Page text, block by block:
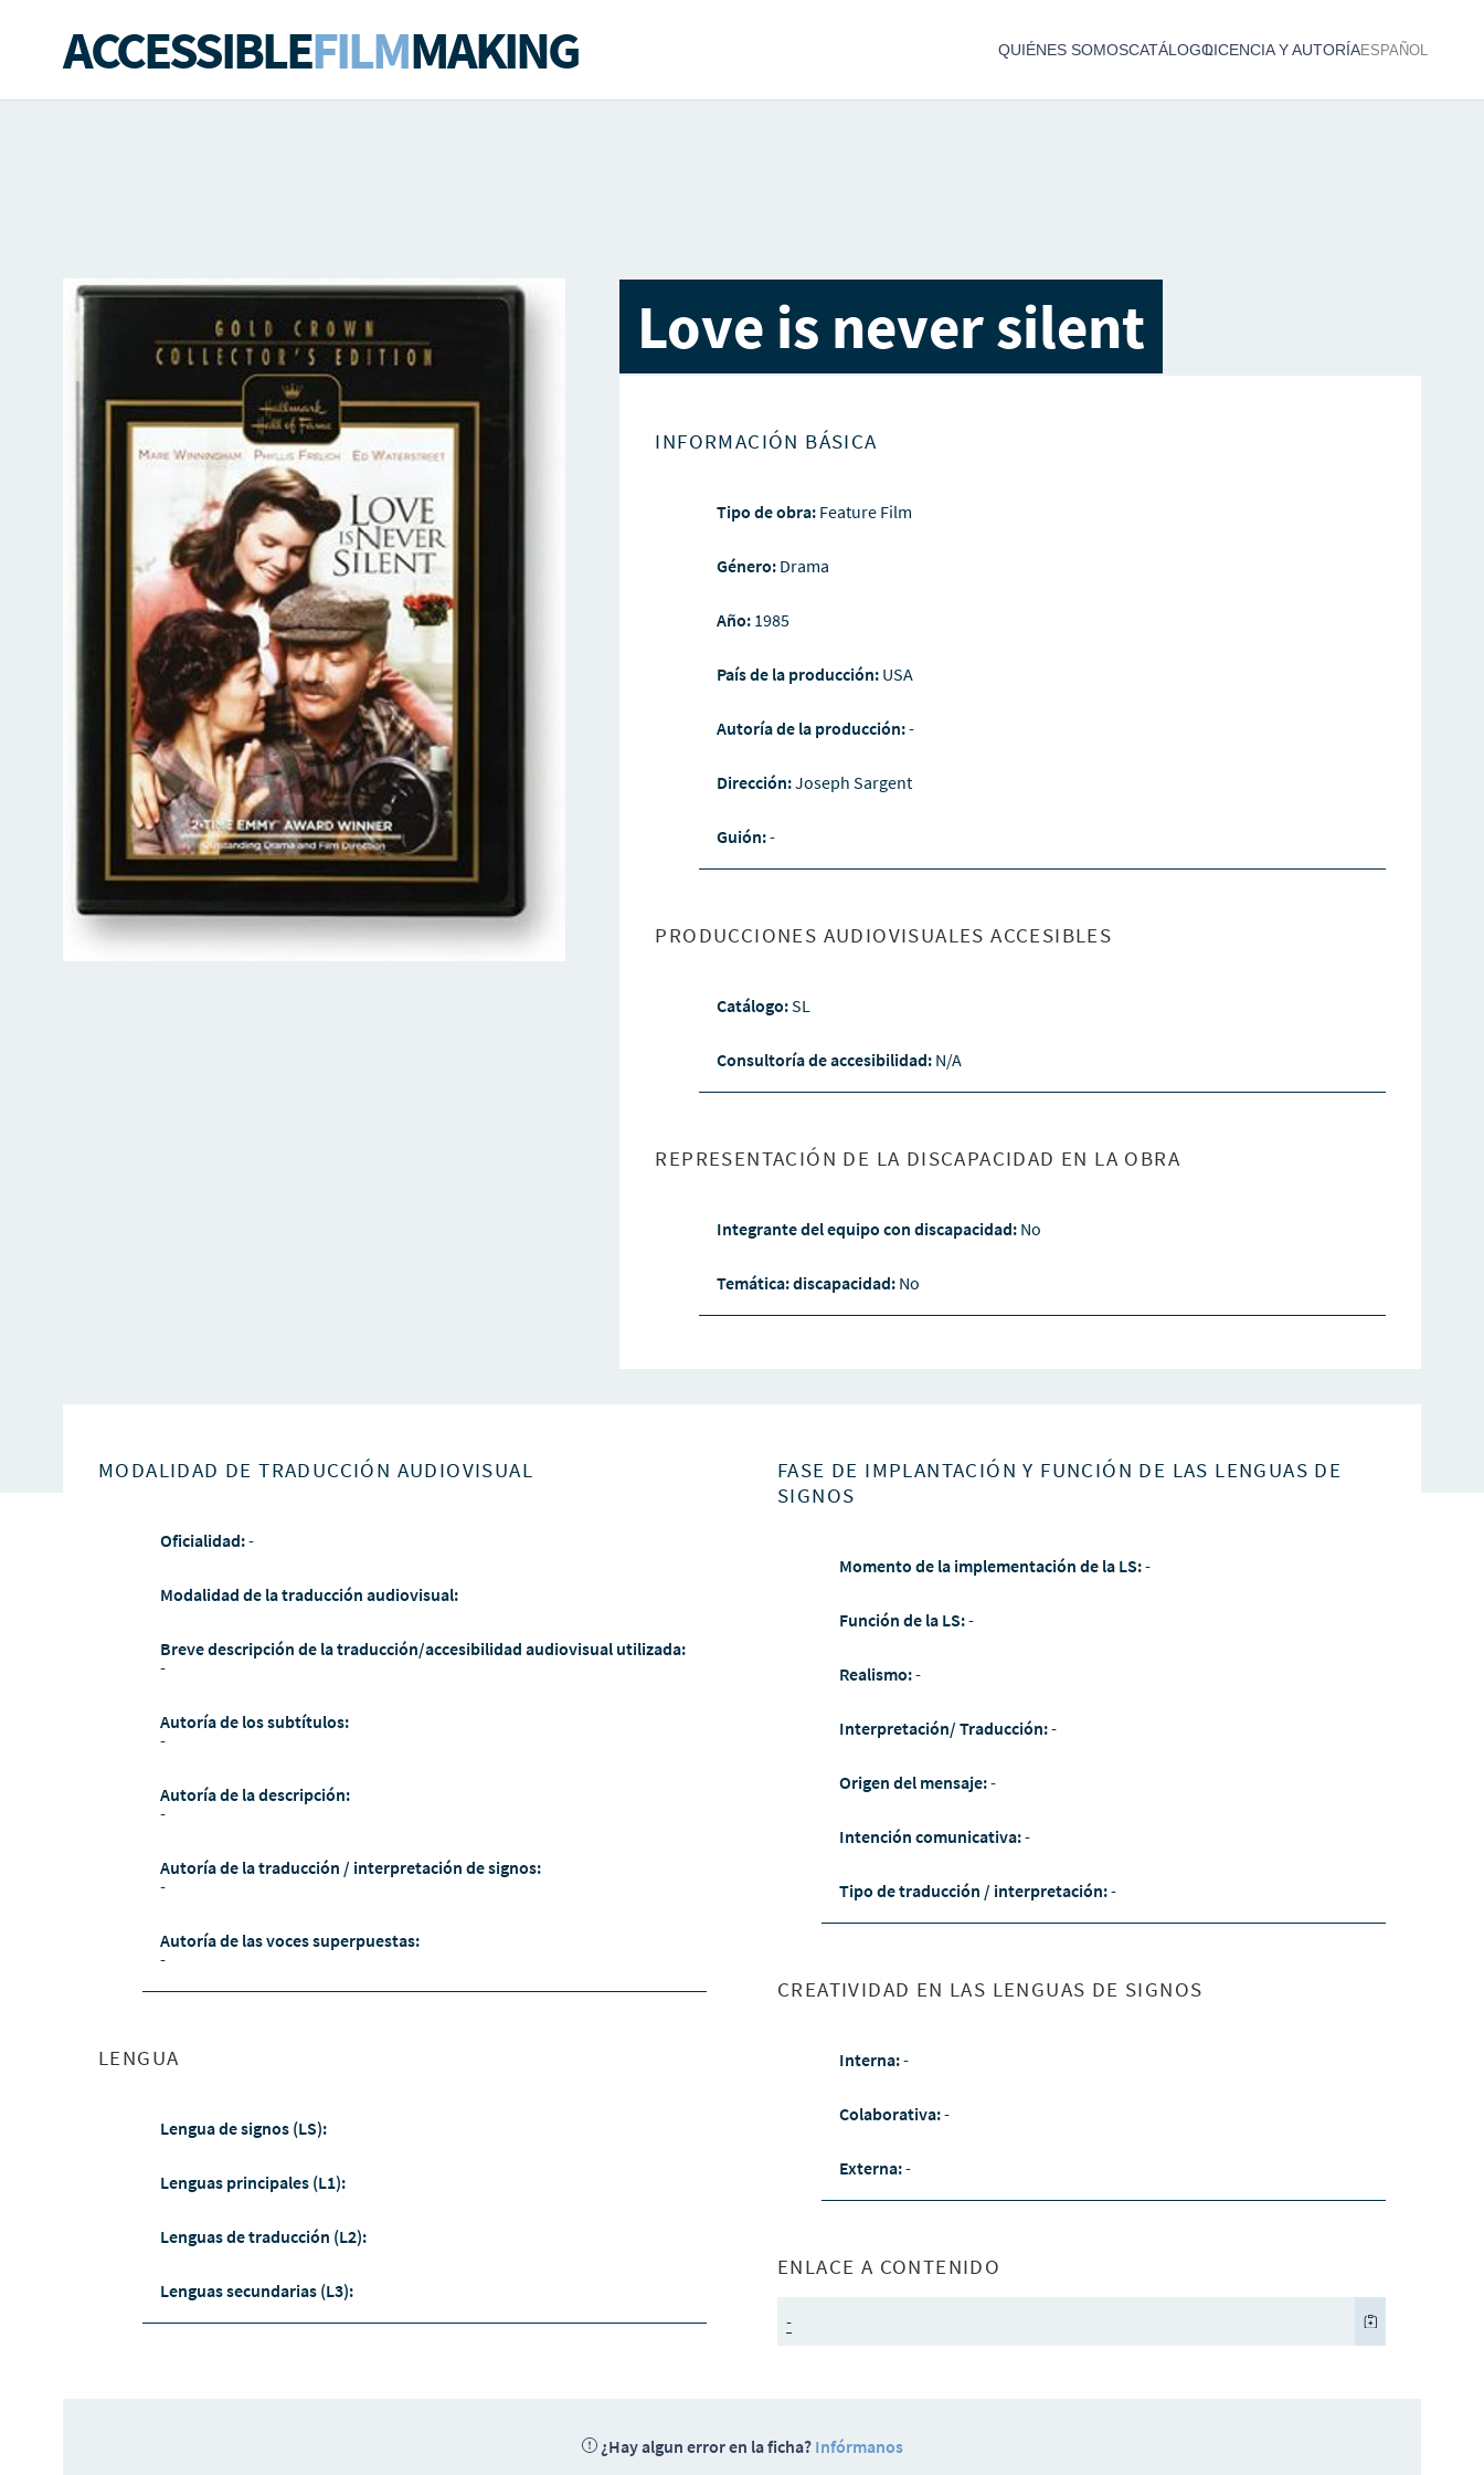
ACCESSIBLEFILMMAKING QUIÉNES SOMOSCATÁLOGOLICENCIA Y AUTORÍAESPAÑOL
Love is never silent
INFORMACIÓN BÁSICA
Tipo de obra: Feature Film
Género: Drama
Año: 1985
País de la producción: USA
Autoría de la producción:-
Dirección:Joseph Sargent
Guión:-
PRODUCCIONES AUDIOVISUALES ACCESIBLES
Catálogo:SL
Consultoría de accesibilidad: N/A
REPRESENTACIÓN DE LA DISCAPACIDAD EN LA OBRA
Integrante del equipo con discapacidad: No
Temática: discapacidad: No
MODALIDAD DE TRADUCCIÓN AUDIOVISUAL
Oficialidad:-
Modalidad de la traducción audiovisual:
Breve descripción de la traducción/accesibilidad audiovisual utilizada:
-
Autoría de los subtítulos:
-
Autoría de la descripción:
-
Autoría de la traducción / interpretación de signos:
-
Autoría de las voces superpuestas:
-
LENGUA
Lengua de signos (LS):
Lenguas principales (L1):
Lenguas de traducción (L2):
Lenguas secundarias (L3):
FASE DE IMPLANTACIÓN Y FUNCIÓN DE LAS LENGUAS DE
SIGNOS
Momento de la implementación de la LS:-
Función de la LS:-
Realismo:-
Interpretación/ Traducción:-
Origen del mensaje:-
Intención comunicativa:-
Tipo de traducción / interpretación:-
CREATIVIDAD EN LAS LENGUAS DE SIGNOS
Interna:-
Colaborativa:-
Externa:-
ENLACE A CONTENIDO
-
¿Hay algun error en la ficha? Infórmanos